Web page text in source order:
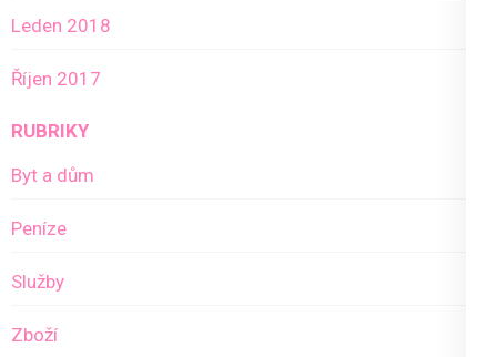
Leden 2018
Říjen 2017
RUBRIKY
Byt a dům
Peníze
Služby
Zboží